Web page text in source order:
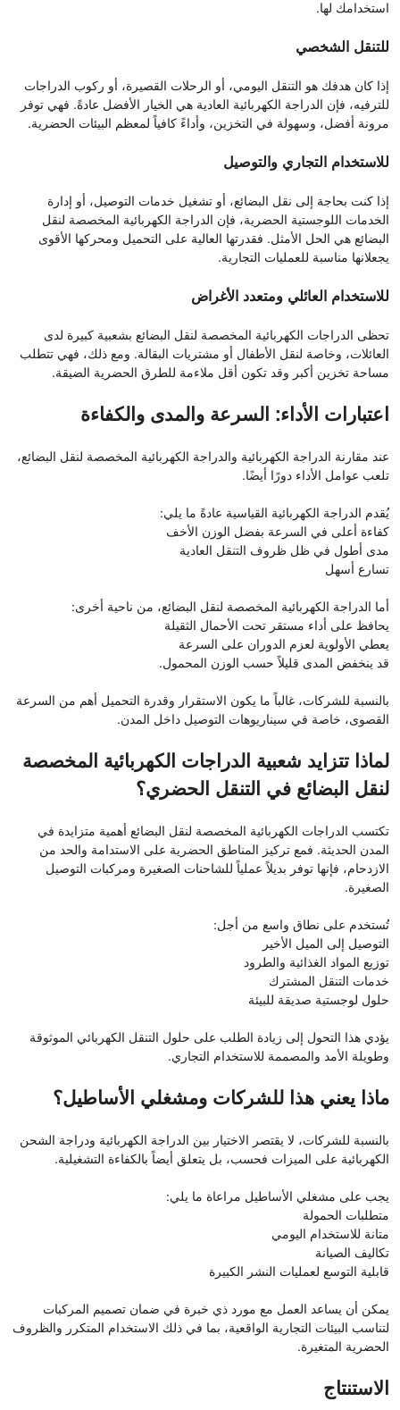
استخدامك لها.
للتنقل الشخصي
إذا كان هدفك هو التنقل اليومي، أو الرحلات القصيرة، أو ركوب الدراجات
للترفيه، فإن الدراجة الكهربائية العادية هي الخيار الأفضل عادةً. فهي توفر
مرونة أفضل، وسهولة في التخزين، وأداءً كافياً لمعظم البيئات الحضرية.
للاستخدام التجاري والتوصيل
إذا كنت بحاجة إلى نقل البضائع، أو تشغيل خدمات التوصيل، أو إدارة
الخدمات اللوجستية الحضرية، فإن الدراجة الكهربائية المخصصة لنقل
البضائع هي الحل الأمثل. فقدرتها العالية على التحميل ومحركها الأقوى
يجعلانها مناسبة للعمليات التجارية.
للاستخدام العائلي ومتعدد الأغراض
تحظى الدراجات الكهربائية المخصصة لنقل البضائع بشعبية كبيرة لدى
العائلات، وخاصة لنقل الأطفال أو مشتريات البقالة. ومع ذلك، فهي تتطلب
مساحة تخزين أكبر وقد تكون أقل ملاءمة للطرق الحضرية الضيقة.
اعتبارات الأداء: السرعة والمدى والكفاءة
عند مقارنة الدراجة الكهربائية والدراجة الكهربائية المخصصة لنقل البضائع،
تلعب عوامل الأداء دورًا أيضًا.
يُقدم الدراجة الكهربائية القياسية عادةً ما يلي:
كفاءة أعلى في السرعة بفضل الوزن الأخف
مدى أطول في ظل ظروف التنقل العادية
تسارع أسهل
أما الدراجة الكهربائية المخصصة لنقل البضائع، من ناحية أخرى:
يحافظ على أداء مستقر تحت الأحمال الثقيلة
يعطي الأولوية لعزم الدوران على السرعة
قد ينخفض ​​المدى قليلاً حسب الوزن المحمول.
بالنسبة للشركات، غالباً ما يكون الاستقرار وقدرة التحميل أهم من السرعة
القصوى، خاصة في سيناريوهات التوصيل داخل المدن.
لماذا تتزايد شعبية الدراجات الكهربائية المخصصة
لنقل البضائع في التنقل الحضري؟
تكتسب الدراجات الكهربائية المخصصة لنقل البضائع أهمية متزايدة في
المدن الحديثة. فمع تركيز المناطق الحضرية على الاستدامة والحد من
الازدحام، فإنها توفر بديلاً عملياً للشاحنات الصغيرة ومركبات التوصيل
الصغيرة.
تُستخدم على نطاق واسع من أجل:
التوصيل إلى الميل الأخير
توزيع المواد الغذائية والطرود
خدمات التنقل المشترك
حلول لوجستية صديقة للبيئة
يؤدي هذا التحول إلى زيادة الطلب على حلول التنقل الكهربائي الموثوقة
وطويلة الأمد والمصممة للاستخدام التجاري.
ماذا يعني هذا للشركات ومشغلي الأساطيل؟
بالنسبة للشركات، لا يقتصر الاختيار بين الدراجة الكهربائية ودراجة الشحن
الكهربائية على الميزات فحسب، بل يتعلق أيضاً بالكفاءة التشغيلية.
يجب على مشغلي الأساطيل مراعاة ما يلي:
متطلبات الحمولة
متانة للاستخدام اليومي
تكاليف الصيانة
قابلية التوسع لعمليات النشر الكبيرة
يمكن أن يساعد العمل مع مورد ذي خبرة في ضمان تصميم المركبات
لتناسب البيئات التجارية الواقعية، بما في ذلك الاستخدام المتكرر والظروف
الحضرية المتغيرة.
الاستنتاج